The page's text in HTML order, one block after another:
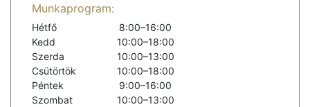
Munkaprogram:
Hétfő
8:00–16:00
Kedd
10:00–18:00
Szerda
10:00–13:00
Csütörtök
10:00–18:00
Péntek
9:00–16:00
Szombat
10:00–13:00